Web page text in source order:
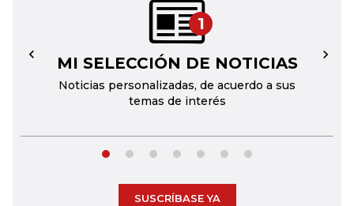
1
MI SELECCIÓN DE NOTICIAS
Noticias personalizadas, de acuerdo a sus
temas de interés
← →
SUSCRÍBASE YA